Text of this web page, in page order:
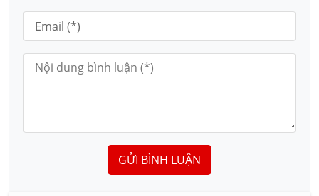
GỬI BÌNH LUẬN